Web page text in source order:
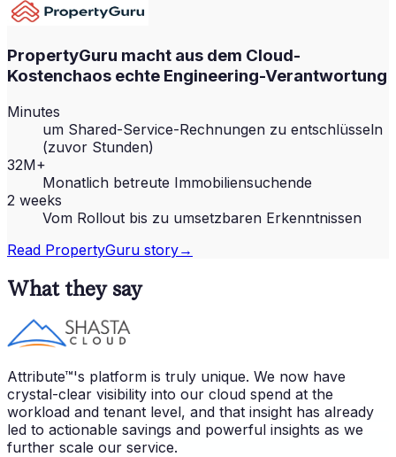
PropertyGuru macht aus dem Cloud-
Kostenchaos echte Engineering-Verantwortung
Minutes
um Shared-Service-Rechnungen zu entschlüsseln
(zuvor Stunden)
32M+
Monatlich betreute Immobiliensuchende
2 weeks
Vom Rollout bis zu umsetzbaren Erkenntnissen
Read PropertyGuru story→
What they say
Attribute™'s platform is truly unique. We now have
crystal-clear visibility into our cloud spend at the
workload and tenant level, and that insight has already
led to actionable savings and powerful insights as we
further scale our service.